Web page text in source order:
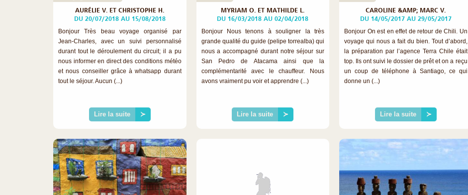
AURÉLIE V. ET CHRISTOPHE H.
DU 20/07/2018 AU 15/08/2018
Bonjour Très beau voyage organisé par
Jean-Charles, avec un suivi personnalisé
durant tout le déroulement du circuit; il a pu
nous informer en direct des conditions météo
et nous conseiller grâce à whatsapp durant
tout le séjour. Aucun (...)
Lire la suite ≻
MYRIAM O. ET MATHILDE L.
DU 16/03/2018 AU 02/04/2018
Bonjour Nous tenons à souligner la très
grande qualité du guide (pelipe torrealba) qui
nous a accompagné durant notre séjour sur
San Pedro de Atacama ainsi que la
complémentarité avec le chauffeur. Nous
avons vraiment pu voir et apprendre (...)
Lire la suite ≻
CAROLINE &AMP; MARC V.
DU 14/05/2017 AU 29/05/2017
Bonjour On est en effet de retour de Chili. Un
voyage qui nous a fait du bien. Tout d’abord,
la préparation par l’agence Terra Chile était
top. Ils ont suivi le dossier de prêt et on a reçu
un coup de téléphone à Santiago, ce qui
donne un (...)
Lire la suite ≻